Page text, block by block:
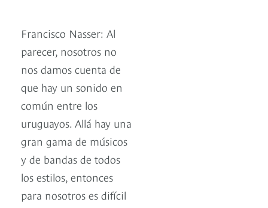
Francisco Nasser: Al
parecer, nosotros no
nos damos cuenta de
que hay un sonido en
común entre los
uruguayos. Allá hay una
gran gama de músicos
y de bandas de todos
los estilos, entonces
para nosotros es difícil